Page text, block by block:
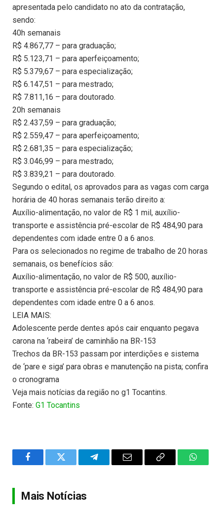
apresentada pelo candidato no ato da contratação,
sendo:
40h semanais
R$ 4.867,77 – para graduação;
R$ 5.123,71 – para aperfeiçoamento;
R$ 5.379,67 – para especialização;
R$ 6.147,51 – para mestrado;
R$ 7.811,16 – para doutorado.
20h semanais
R$ 2.437,59 – para graduação;
R$ 2.559,47 – para aperfeiçoamento;
R$ 2.681,35 – para especialização;
R$ 3.046,99 – para mestrado;
R$ 3.839,21 – para doutorado.
Segundo o edital, os aprovados para as vagas com carga
horária de 40 horas semanais terão direito a:
Auxílio-alimentação, no valor de R$ 1 mil, auxílio-
transporte e assistência pré-escolar de R$ 484,90 para
dependentes com idade entre 0 a 6 anos.
Para os selecionados no regime de trabalho de 20 horas
semanais, os benefícios são:
Auxílio-alimentação, no valor de R$ 500, auxílio-
transporte e assistência pré-escolar de R$ 484,90 para
dependentes com idade entre 0 a 6 anos.
LEIA MAIS:
Adolescente perde dentes após cair enquanto pegava
carona na ‘rabeira’ de caminhão na BR-153
Trechos da BR-153 passam por interdições e sistema
de ‘pare e siga’ para obras e manutenção na pista; confira
o cronograma
Veja mais notícias da região no g1 Tocantins.
Fonte: G1 Tocantins
FacebookTwitter TelegramEmail
Copy
Mais Notícias